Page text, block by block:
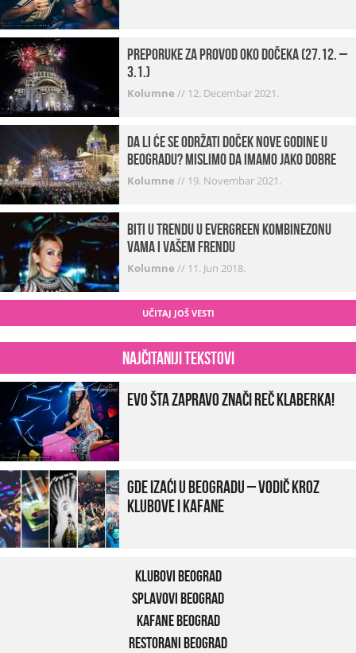
Preporuke za provod oko dočeka (27.12. –
3.1.)
Kolumne // 12. Decembar 2021.
Da li će se održati doček Nove godine u
Beogradu? Mislimo da imamo jako DOBRE
VESTI!
Kolumne // 19. Novembar 2021.
Biti u trendu u Evergreen kombinezonu
vama i vašem frendu
Kolumne // 11. Jun 2018.
UČITAJ JOŠ VESTI
Najčitaniji tekstovi
Evo šta zapravo znači reč klaberka!
Gde izaći u Beogradu – vodič kroz
klubove i kafane
Klubovi Beograd
Splavovi Beograd
Kafane Beograd
Restorani Beograd